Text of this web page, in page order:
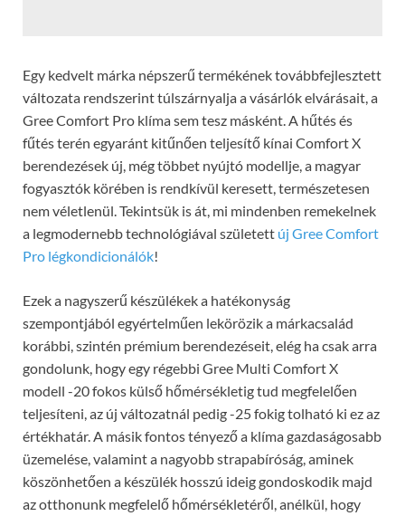
Egy kedvelt márka népszerű termékének továbbfejlesztett
változata rendszerint túlszárnyalja a vásárlók elvárásait, a
Gree Comfort Pro klíma sem tesz másként. A hűtés és
fűtés terén egyaránt kitűnően teljesítő kínai Comfort X
berendezések új, még többet nyújtó modellje, a magyar
fogyasztók körében is rendkívül keresett, természetesen
nem véletlenül. Tekintsük is át, mi mindenben remekelnek
a legmodernebb technológiával született új Gree Comfort
Pro légkondicionálók!
Ezek a nagyszerű készülékek a hatékonyság
szempontjából egyértelműen lekörözik a márkacsalád
korábbi, szintén prémium berendezéseit, elég ha csak arra
gondolunk, hogy egy régebbi Gree Multi Comfort X
modell -20 fokos külső hőmérsékletig tud megfelelően
teljesíteni, az új változatnál pedig -25 fokig tolható ki ez az
értékhatár. A másik fontos tényező a klíma gazdaságosabb
üzemelése, valamint a nagyobb strapabíróság, aminek
köszönhetően a készülék hosszú ideig gondoskodik majd
az otthonunk megfelelő hőmérsékletéről, anélkül, hogy